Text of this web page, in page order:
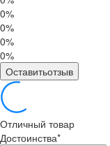
0%
0%
0%
0%
Оставитьотзыв
Отличный товар
Достоинства*